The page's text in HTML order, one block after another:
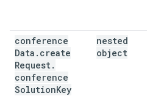
conference
Data . create
Request.
conference
SolutionKey
nested
object